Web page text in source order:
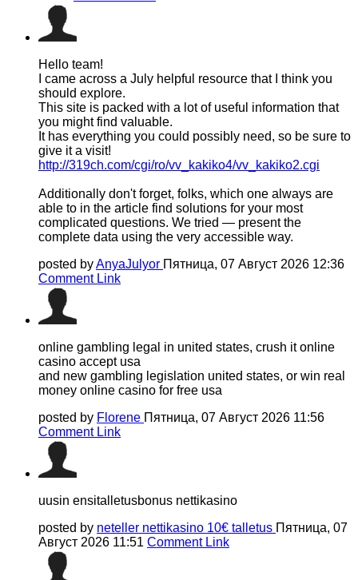
Hello team!
I came across a July helpful resource that I think you
should explore.
This site is packed with a lot of useful information that
you might find valuable.
It has everything you could possibly need, so be sure to
give it a visit!
http://319ch.com/cgi/ro/vv_kakiko4/vv_kakiko2.cgi
Additionally don't forget, folks, which one always are
able to in the article find solutions for your most
complicated questions. We tried — present the
complete data using the very accessible way.
posted byAnyaJulyor Пятница, 07 Август 2026 12:36
Comment Link
online gambling legal in united states, crush it online
casino accept usa
and new gambling legislation united states, or win real
money online casino for free usa
posted by Florene Пятница, 07 Август 2026 11:56
Comment Link
uusin ensitalletusbonus nettikasino
posted by neteller nettikasino 10€ talletus Пятница, 07
Август 2026 11:51 Comment Link